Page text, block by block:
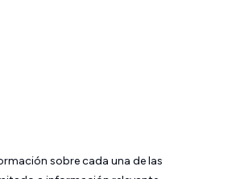
sobre cada una de las